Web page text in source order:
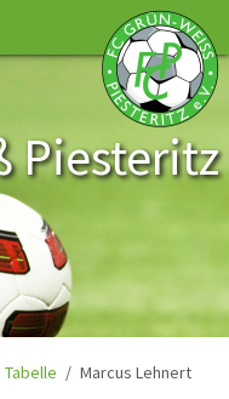
Piesteritz
Tabelle Marcus Lehnert